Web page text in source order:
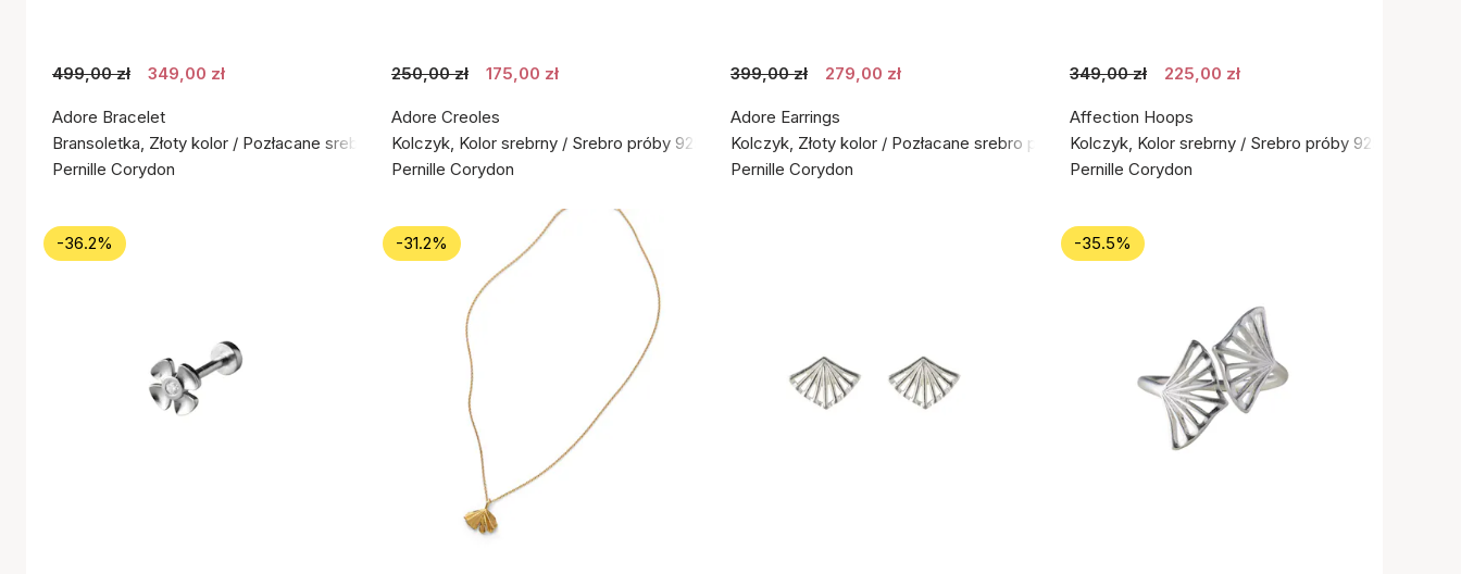
499,00 zł 349,00 zł
Adore Bracelet
Bransoletka, Złoty kolor / Pozłacane srebro próby 925
Pernille Corydon
250,00 zł 175,00 zł
Adore Creoles
Kolczyk, Kolor srebrny / Srebro próby 925
Pernille Corydon
399,00 zł 279,00 zł
Adore Earrings
Kolczyk, Złoty kolor / Pozłacane srebro próby 925
Pernille Corydon
349,00 zł 225,00 zł
Affection Hoops
Kolczyk, Kolor srebrny / Srebro próby 925
Pernille Corydon
-36.2% -31.2% -35.5%